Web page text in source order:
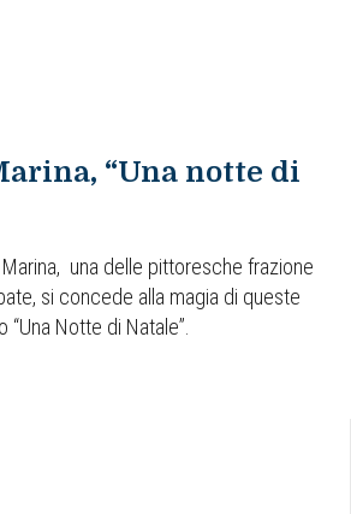
“Una notte di
una delle pittoresche frazione
si concede alla magia di queste
Notte di Natale”.